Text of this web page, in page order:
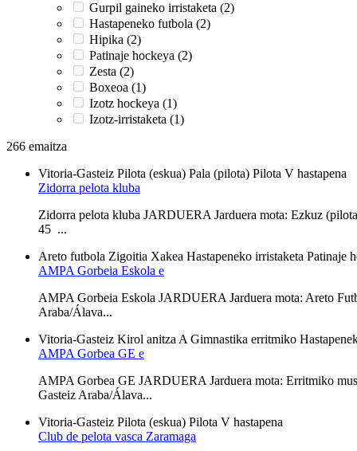
Gurpil gaineko irristaketa (2)
Hastapeneko futbola (2)
Hipika (2)
Patinaje hockeya (2)
Zesta (2)
Boxeoa (1)
Izotz hockeya (1)
Izotz-irristaketa (1)
266 emaitza
Vitoria-Gasteiz Pilota (eskua) Pala (pilota) Pilota V hastapena
Zidorra pelota kluba
Zidorra pelota kluba JARDUERA Jarduera mota: Ezkuz
45 ...
Areto futbola Zigoitia Xakea Hastapeneko irristaketa Patinaje
AMPA Gorbeia Eskola e
AMPA Gorbeia Eskola JARDUERA Jarduera mota: Areto
Araba/Álava...
Vitoria-Gasteiz Kirol anitza A Gimnastika erritmiko
AMPA Gorbea GE e
AMPA Gorbea GE JARDUERA Jarduera mota: Erritmiko
Gasteiz Araba/Álava...
Vitoria-Gasteiz Pilota (eskua) Pilota V hastapena
Club de pelota vasca Zaramaga